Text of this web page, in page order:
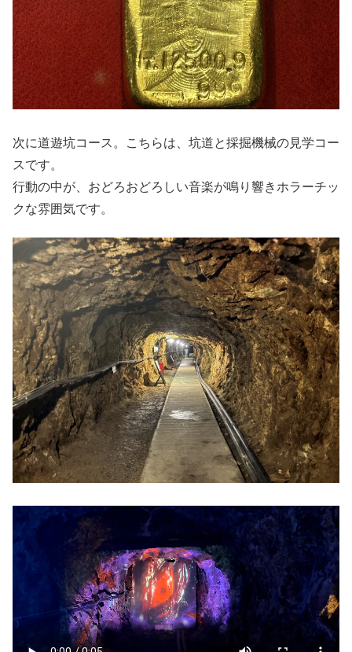
次に道遊坑コース。こちらは、坑道と採掘機械の見学コー
スです。
行動の中が、おどろおどろしい音楽が鳴り響きホラーチッ
クな雰囲気です。